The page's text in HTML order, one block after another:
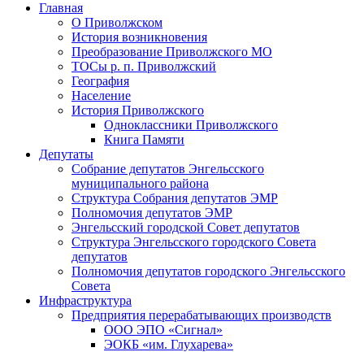
Главная
О Приволжском
История возникновения
Преобразование Приволжского МО
ТОСы р. п. Приволжский
География
Население
История Приволжского
Одноклассники Приволжского
Книга Памяти
Депутаты
Собрание депутатов Энгельсского
муниципального района
Структура Собрания депутатов ЭМР
Полномочия депутатов ЭМР
Энгельсский городской Совет депутатов
Структура Энгельсского городского Совета
депутатов
Полномочия депутатов городского Энгельсского
Совета
Инфраструктура
Предприятия перерабатывающих производств
ООО ЭПО «Сигнал»
ЭОКБ «им. Глухарева»